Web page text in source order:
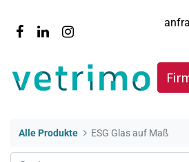
Alle Produkte ESG Glas auf Maß